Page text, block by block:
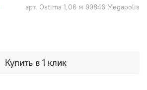
арт. Ostima 1,06 м 99846 Megapolis
Купить в 1 клик